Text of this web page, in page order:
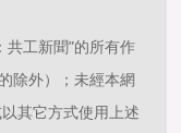
共工新聞”的所有作
除外）；未經本網
其它方式使用上述